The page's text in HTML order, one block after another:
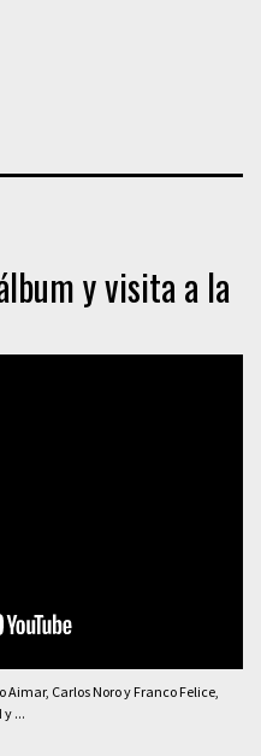
y visita a la
Carlos Noro y Franco Felice,
...